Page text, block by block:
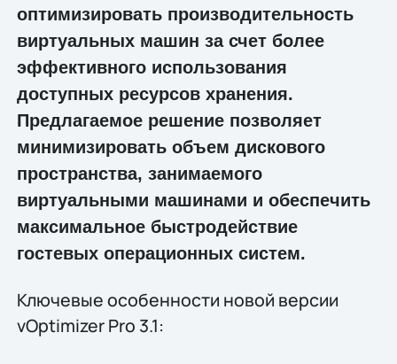
оптимизировать производительность
виртуальных машин за счет более
эффективного использования
доступных ресурсов хранения.
Предлагаемое решение позволяет
минимизировать объем дискового
пространства, занимаемого
виртуальными машинами и обеспечить
максимальное быстродействие
гостевых операционных систем.
Ключевые особенности новой версии
vOptimizer Pro 3.1: